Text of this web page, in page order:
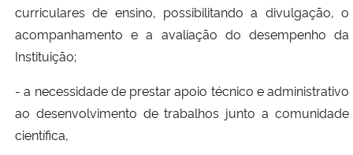
Planalto
curriculares de ensino, possibilitando a divulgação, o
acompanhamento e a avaliação do desempenho da
Instituição;
- a necessidade de prestar apoio técnico e administrativo
ao desenvolvimento de trabalhos junto a comunidade
científica,